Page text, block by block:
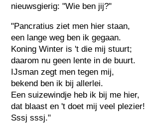
nieuwsgierig: "Wie ben jij?"
"Pancratius ziet men hier staan,
een lange weg ben ik gegaan.
Koning Winter is 't die mij stuurt;
daarom nu geen lente in de buurt.
IJsman zegt men tegen mij,
bekend ben ik bij allerlei.
Een suizewindje heb ik bij me hier,
dat blaast en 't doet mij veel plezier!
Sssj sssj."